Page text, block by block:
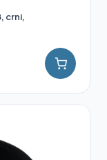
crni,